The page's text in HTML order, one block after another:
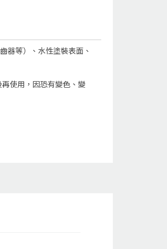
器等）、水性塗裝表面、
使用，因恐有變色、變